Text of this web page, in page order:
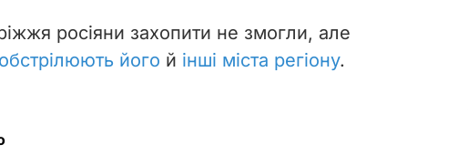
росіяни захопити не змогли, але
обстрілюють його й інші міста регіону.